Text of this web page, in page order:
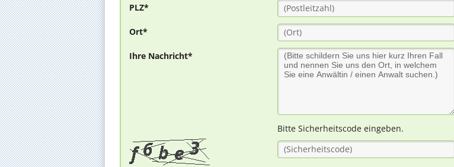
PLZ*
Ort*
Ihre Nachricht*
Bitte Sicherheitscode eingeben.